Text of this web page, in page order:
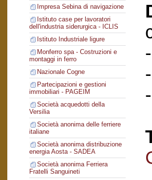
Impresa Sebina di navigazione
Istituto case per lavoratori
dell'industria siderurgica - ICLIS
Istituto Industriale ligure
Monferro spa - Costruzioni e
montaggi in ferro
Nazionale Cogne
Partecipazioni e gestioni
immobiliari - PAGEIM
Società acquedotti della
Versilia
Società anonima delle ferriere
italiane
Società anonima distribuzione
energia Aosta - SADEA
Società anonima Ferriera
Fratelli Sanguineti